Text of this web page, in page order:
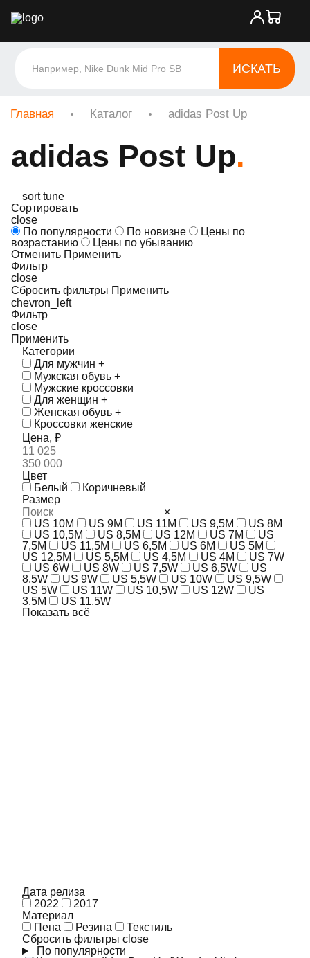
ИСКАТЬ
Главная Каталог adidas Post Up
adidas Post Up
sort tune
Сортировать
close
По популярности
По новизне
Цены по
возрастанию
Цены по убыванию
Отменить Применить
Фильтр
close
Сбросить фильтры Применить
chevron_left
Фильтр
close
Применить
Категории
Для мужчин +
Мужская обувь +
Мужские кроссовки
Для женщин +
Женская обувь +
Кроссовки женские
Цена, ₽
Цвет
Белый
Коричневый
Размер
×
US 10M
US 9M US 11M US 9,5M
US 8M
US 10,5M
US 8,5M US 12M US 7M
US
7,5M
US 11,5M US 6,5M US 6M
US 5M
US 12,5M
US 5,5M US 4,5M US 4M
US 7W
US 6W
US 8W US 7,5W US 6,5W
US
8,5W
US 9W US 5,5W US 10W
US 9,5W
US 5W
US 11W US 10,5W US 12W
US
3,5M
US 11,5W
Показать всё
Дата релиза
2022
2017
Материал
Пена
Резина
Текстиль
Сбросить фильтры close
По популярности